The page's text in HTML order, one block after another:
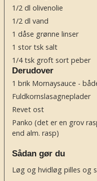
1/2 dl olivenolie
1/2 dl vand
1 dåse grønne linser
1 stor tsk salt
1/4 tsk groft sort peber
Derudover
1 brik Mornaysauce -
Fuldkornslasagneplader
Revet ost
Panko (det er en grov
end alm. rasp)
Sådan gør du
Løg og hvidløg pilles og